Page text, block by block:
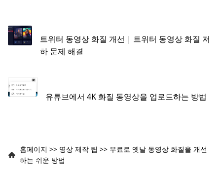
트위터 동영상 화질 개선 | 트위터 동영상 화질 저
하 문제 해결
유튜브에서 4K 화질 동영상을 업로드하는 방법
홈페이지 >> 영상 제작 팁 >> 무료로 옛날 동영상 화질을 개선
하는 쉬운 방법